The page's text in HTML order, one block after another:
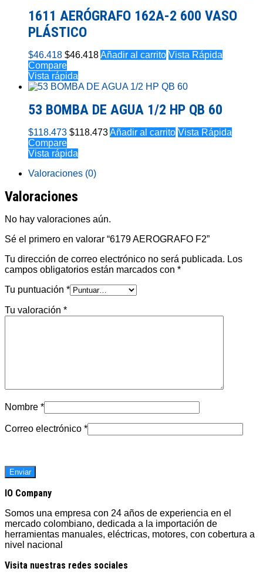
1611 AERÓGRAFO 162A-2 600 VASO
PLÁSTICO
$46.418 $46.418Añadir al carrito Vista Rápida
Compare
Vista rápida
53 BOMBA DE AGUA 1/2 HP QB 60
$118.473 $118.473Añadir al carrito Vista Rápida
Compare
Vista rápida
Valoraciones (0)
Valoraciones
No hay valoraciones aún.
Sé el primero en valorar “6179 AEROGRAFO F2”
Tu dirección de correo electrónico no será publicada. Los
campos obligatorios están marcados con *
Tu puntuación *
Tu valoración *
Nombre *
Correo electrónico *
IO Company
Somos una empresa con 24 años de experiencia en el
mercado colombiano, dedicada a la importación de
herramientas manuales, eléctricas, motores, con cobertura a
nivel nacional
Visita nuestras redes sociales